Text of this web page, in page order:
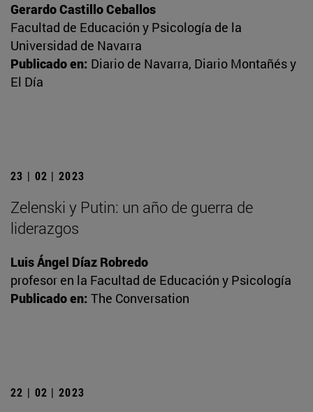
Gerardo Castillo Ceballos
Facultad de Educación y Psicología de la
Universidad de Navarra
Publicado en: Diario de Navarra, Diario Montañés y
El Día
23 | 02 | 2023
Zelenski y Putin: un año de guerra de
liderazgos
Luis Ángel Díaz Robredo
profesor en la Facultad de Educación y Psicología
Publicado en: The Conversation
22 | 02 | 2023